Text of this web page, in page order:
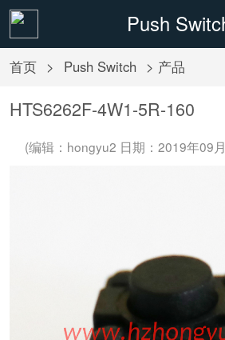
Push
首页 > Push Switch > 产品
HTS6262F-4W1-5R-160
(编辑：hongyu2 日期：2019年09